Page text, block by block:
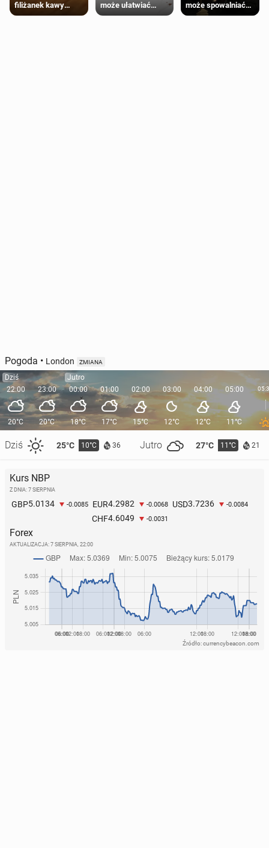
filiżanek kawy
dziennie jest
może ułatwiać
trening siłowy
może spowalniać
starzenie
Pogoda • London ZMIANA
Dziś
22:00
20°C
Dziś 25°C 10°C 36 Jutro 27°C 11°C 21
23:00
20°C
Jutro
00:00
18°C
01:00
17°C
02:00
15°C
03:00
12°C
04:00
12°C
05:00
11°C
Kurs NBP
Z DNIA: 7 SIERPNIA
GBP5.0134 -0.0085 EUR4.2982 -0.0068 USD3.7236 -0.0084
CHF4.6049 -0.0031
Forex
AKTUALIZACJA: 7 SIERPNIA, 22:00
Źródło: currencybeacon.com